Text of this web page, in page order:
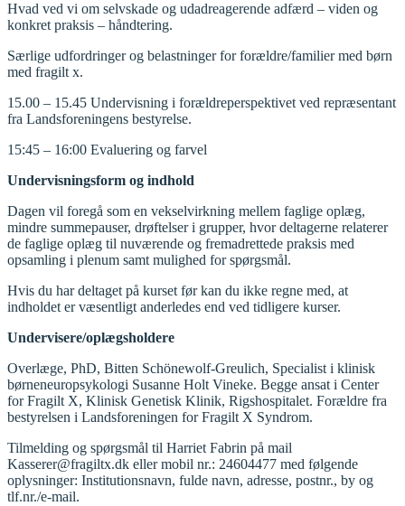
Hvad ved vi om selvskade og udadreagerende adfærd – viden og
konkret praksis – håndtering.
Særlige udfordringer og belastninger for forældre/familier med børn
med fragilt x.
15.00 – 15.45 Undervisning i forældreperspektivet ved repræsentant
fra Landsforeningens bestyrelse.
15:45 – 16:00 Evaluering og farvel
Undervisningsform og indhold
Dagen vil foregå som en vekselvirkning mellem faglige oplæg,
mindre summepauser, drøftelser i grupper, hvor deltagerne relaterer
de faglige oplæg til nuværende og fremadrettede praksis med
opsamling i plenum samt mulighed for spørgsmål.
Hvis du har deltaget på kurset før kan du ikke regne med, at
indholdet er væsentligt anderledes end ved tidligere kurser.
Undervisere/oplægsholdere
Overlæge, PhD, Bitten Schönewolf-Greulich, Specialist i klinisk
børneneuropsykologi Susanne Holt Vineke. Begge ansat i Center
for Fragilt X, Klinisk Genetisk Klinik, Rigshospitalet. Forældre fra
bestyrelsen i Landsforeningen for Fragilt X Syndrom.
Tilmelding og spørgsmål til Harriet Fabrin på mail
Kasserer@fragiltx.dk eller mobil nr.: 24604477 med følgende
oplysninger: Institutionsnavn, fulde navn, adresse, postnr., by og
tlf.nr./e-mail.